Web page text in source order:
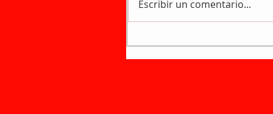
Escribir un comentario...